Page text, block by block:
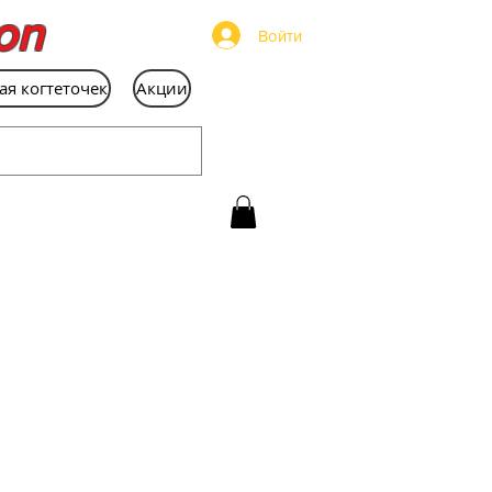
Войти
когтеточек Акции